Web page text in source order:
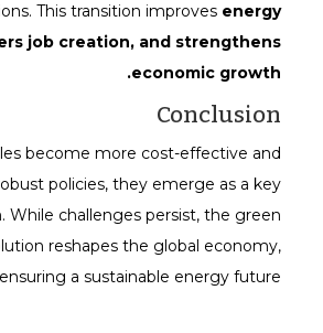
This transition improves energy
job creation, and strengthens
economic growth.
Conclusion
become more cost-effective and
policies, they emerge as a key
While challenges persist, the green
reshapes the global economy,
ensuring a sustainable energy future.